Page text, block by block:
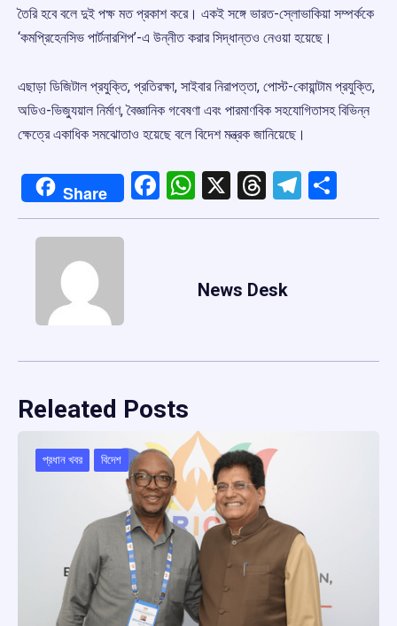
তৈরি হবে বলে দুই পক্ষ মত প্রকাশ করে। একই সঙ্গে ভারত-স্লোভাকিয়া সম্পর্ককে
‘কমপ্রিহেনসিভ পার্টনারশিপ’-এ উন্নীত করার সিদ্ধান্তও নেওয়া হয়েছে।
এছাড়া ডিজিটাল প্রযুক্তি, প্রতিরক্ষা, সাইবার নিরাপত্তা, পোস্ট-কোয়ান্টাম প্রযুক্তি,
অডিও-ভিজ্যুয়াল নির্মাণ, বৈজ্ঞানিক গবেষণা এবং পারমাণবিক সহযোগিতাসহ বিভিন্ন
ক্ষেত্রে একাধিক সমঝোতাও হয়েছে বলে বিদেশ মন্ত্রক জানিয়েছে।
Share Facebook
WhatsApp
X Threads
News Desk
Releated Posts
প্রধান খবর বিদেশ